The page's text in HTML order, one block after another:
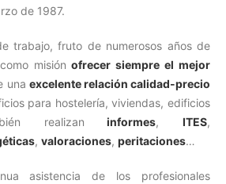
de 1987.
trabajo, fruto de numerosos años de
misiónofrecer siempre el mejor
una excelente relación calidad-precio
para hostelería, viviendas, edificios
realizan informes, ITES,
, valoraciones, peritaciones…
asistencia de los profesionales